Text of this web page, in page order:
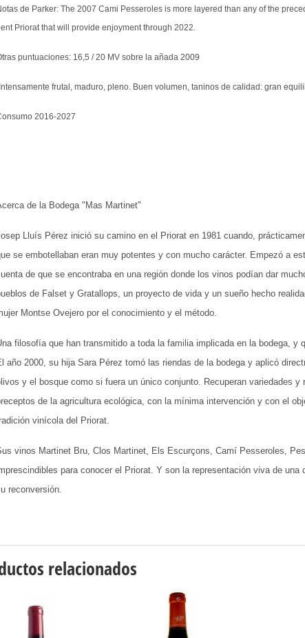
de Parker: The 2007 Cami Pesseroles is more layered than any of the
Priorat that will provide enjoyment through 2022.
puntuaciones: 16,5 / 20 MV sobre la añada 2009
frutal, maduro, pleno. Buen volumen, taninos de calidad: gran
2016-2027
de la Bodega "Mas Martinet"
Lluís Pérez inició su camino en el Priorat en 1981 cuando,
se embotellaban eran muy potentes y con mucho carácter. Empezó a
de que se encontraba en una región donde los vinos podían dar
de Falset y Gratallops, un proyecto de vida y un sueño hecho
Montse Ovejero por el conocimiento y el método.
filosofía que han transmitido a toda la familia implicada en la bodega, y
año 2000, su hija Sara Pérez tomó las riendas de la bodega y aplicó
y el bosque como si fuera un único conjunto. Recuperan variedades y
de la agricultura ecológica, con la mínima intervención y con el
vinícola del Priorat.
vinos Martinet Bru, Clos Martinet, Els Escurçons, Camí Pesseroles,
para conocer el Priorat. Y son la representación viva de
reconversión.
relacionados